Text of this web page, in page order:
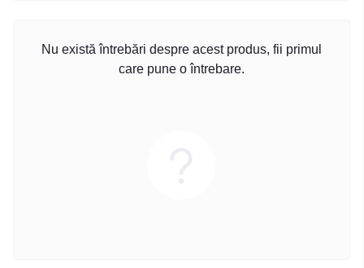
Nu există întrebări despre acest produs, fii primul
care pune o întrebare.